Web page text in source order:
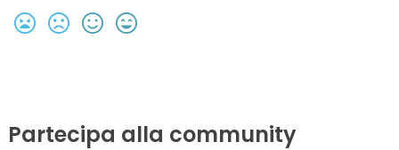
Partecipa alla community